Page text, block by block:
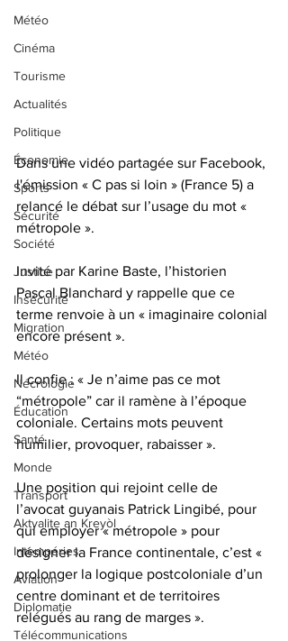
Météo
Cinéma
Tourisme
Actualités
Politique
Économie
Sports
Sécurité
Société
Justice
Insécurité
Migration
Météo
Nécrologie
Éducation
Santé
Monde
Transport
Aktyalite an Kreyòl
Intempéries
Aviation
Diplomatie
Télécommunications
Dans une vidéo partagée sur Facebook,
l'émission « C pas si loin » (France 5) a
relancé le débat sur l’usage du mot «
métropole ».
Invité par Karine Baste, l’historien
Pascal Blanchard y rappelle que ce
terme renvoie à un « imaginaire colonial
encore présent ».
Il confie : « Je n’aime pas ce mot
“métropole” car il ramène à l’époque
coloniale. Certains mots peuvent
humilier, provoquer, rabaisser ».
Une position qui rejoint celle de
l’avocat guyanais Patrick Lingibé, pour
qui employer « métropole » pour
désigner la France continentale, c’est «
prolonger la logique postcoloniale d’un
centre dominant et de territoires
relégués au rang de marges ».